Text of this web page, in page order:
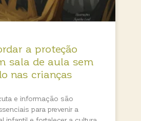
a proteção
sala de aula sem
nas crianças
e informação são
para prevenir a